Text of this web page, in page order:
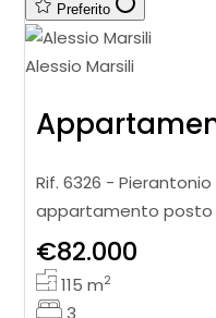
Preferito
Alessio Marsili
Rif. 6326 -
appartamento posto
caratterizzato da
distribuiti.
€82.000
115 m2
3